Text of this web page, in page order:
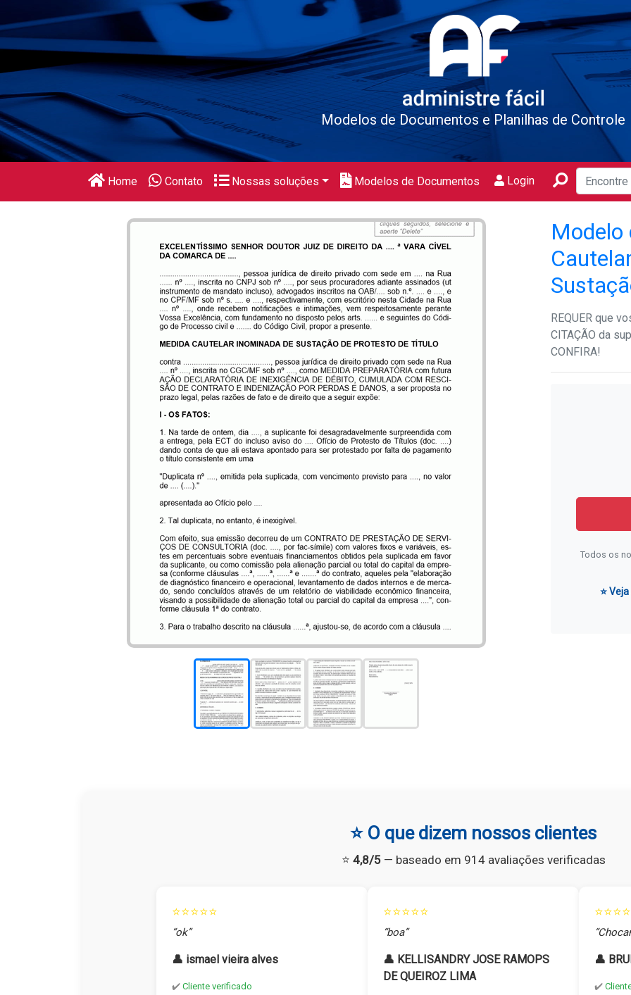
Modelos de Documentos e Planilhas de Controle
Home Contato Nossas soluções Modelos de Documentos Login
Modelo
REQUER que
CITAÇÃO da
CONFIRA!
Todos os
⭐
⭐ O que dizem nossos clientes
⭐ 4,8/5— baseado em 914 avaliações verificadas
⭐⭐⭐⭐⭐
“ok”
👤 ismael vieira alves
✔️ Cliente verificado
⭐⭐⭐⭐⭐
“boa”
👤 KELLISANDRY JOSE RAMOPS
DE QUEIROZ LIMA
👤
✔️